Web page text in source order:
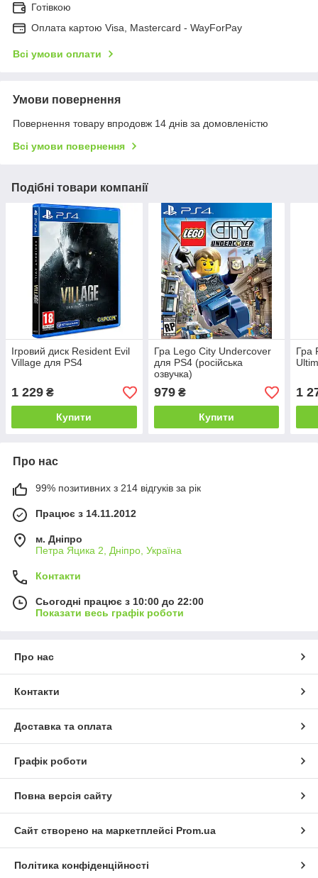
Готівкою
Оплата картою Visa, Mastercard - WayForPay
Всі умови оплати
Умови повернення
Повернення товару впродовж 14 днів за домовленістю
Всі умови повернення
Подібні товари компанії
Ігровий диск Resident Evil
Village для PS4
1 229 ₴
Купити
Гра Lego City Undercover
для PS4 (російська
озвучка)
979₴
Купити
Гра
1
Про нас
99% позитивних з 214 відгуків за рік
Працює з 14.11.2012
м. Дніпро
Петра Яцика 2, Дніпро, Україна
Контакти
Сьогодні працює з 10:00 до 22:00
Показати весь графік роботи
Про нас
Контакти
Доставка та оплата
Графік роботи
Повна версія сайту
Сайт створено на маркетплейсі Prom.ua
Політика конфіденційності